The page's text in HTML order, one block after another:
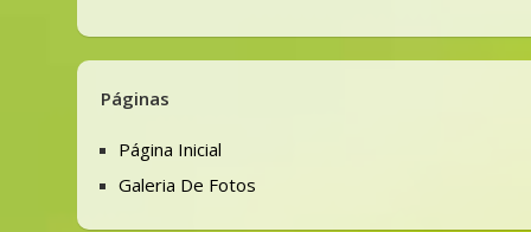
Páginas
Página Inicial
Galeria De Fotos